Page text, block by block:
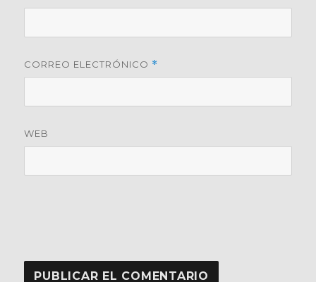
CORREO ELECTRÓNICO *
WEB